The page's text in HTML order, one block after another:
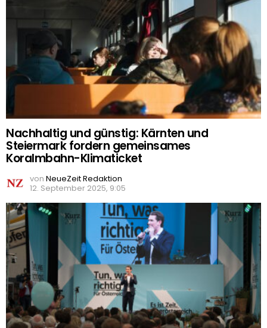
Nachhaltig und günstig: Kärnten und
Steiermark fordern gemeinsames
Koralmbahn-Klimaticket
von NeueZeit Redaktion
12. September 2025, 9:05